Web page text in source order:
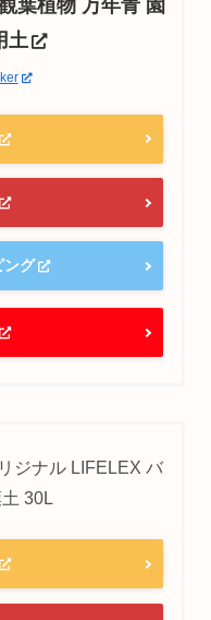
葉植物 万年青 園
土
ング
ジナル LIFELEX バ
30L